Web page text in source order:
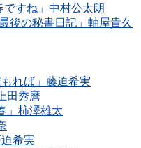
ですね」中村公太朗
後の秘書日記」軸屋貴久
れば」藤迫希実
田秀麿
」柿澤雄太
希実